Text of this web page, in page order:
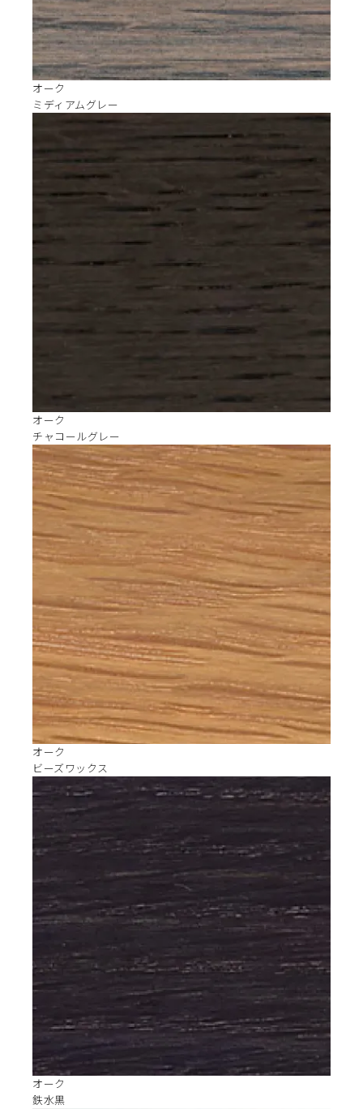
オーク
ミディアムグレー
オーク
チャコールグレー
オーク
ビーズワックス
オーク
鉄水黒